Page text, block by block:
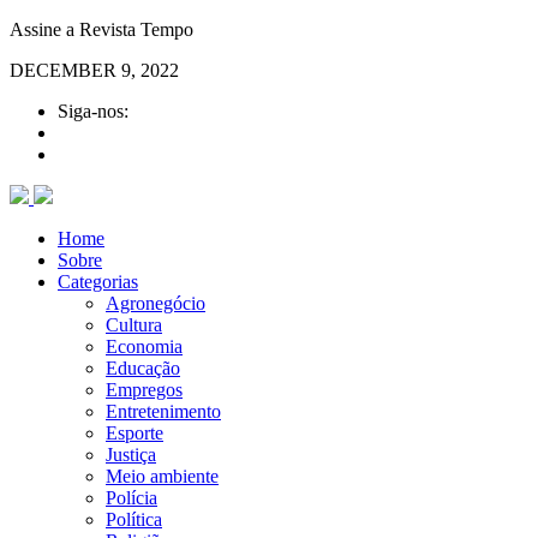
Assine a Revista Tempo
DECEMBER 9, 2022
Siga-nos:
Home
Sobre
Categorias
Agronegócio
Cultura
Economia
Educação
Empregos
Entretenimento
Esporte
Justiça
Meio ambiente
Polícia
Política